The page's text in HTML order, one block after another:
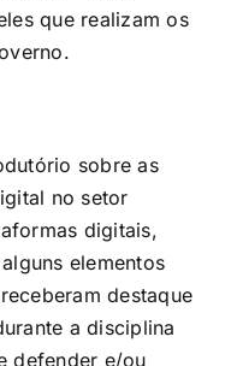
que realizam os
sobre as
no setor
digitais,
elementos
destaque
a disciplina
defender e/ou